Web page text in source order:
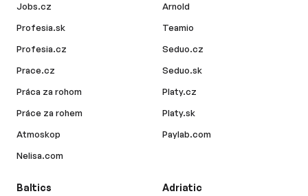
Jobs.cz
Profesia.sk
Profesia.cz
Prace.cz
Práca za rohom
Práce za rohem
Atmoskop
Nelisa.com
Arnold
Teamio
Seduo.cz
Seduo.sk
Platy.cz
Platy.sk
Paylab.com
Baltics Adriatic